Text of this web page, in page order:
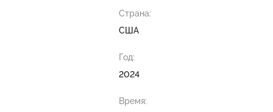
Страна:
США
Год:
2024
Время: